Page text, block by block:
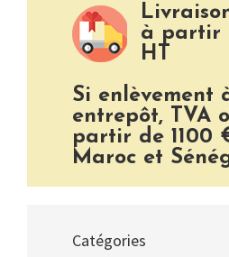
à partir
HT
Si enlèvement
entrepôt, TVA
partir de 1100
Maroc et
Catégories